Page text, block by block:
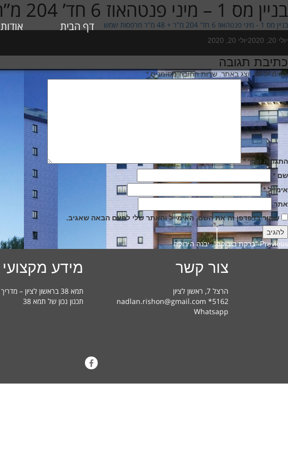
דף הבית אודות
בניין מס 1 – מיני פנטהאוז 6 חד’ 204 מ”ר + 48 מ”ר מרפסות שמש
בניין מס 1 - מיני פנטהאוז 6 חד' 204 מ"ר + 48 מ"ר מרפסות שמש
Posted
יולי 20, 2020 יולי 20, 2020
כתיבת תגובה
האימייל לא יוצג באתר. שדות החובה מסומנים*
התגובה שלך*
שם *
אימייל*
אתר
שמור בדפדפן זה את השם, האימייל והאתר שלי לפעם הבאה שאגיב.
ניווט
Previous
Previous
“ברקת בירוקה”, יבנה הירוקה
מידע מקצועי
תמא 38 בראשון לציון – מדריך למשתמש
תכנון נכון של תמא 38
צור קשר
הרצל 7, ראשון לציון
nadlan.rishon@gmail.com *5162
Whatsapp